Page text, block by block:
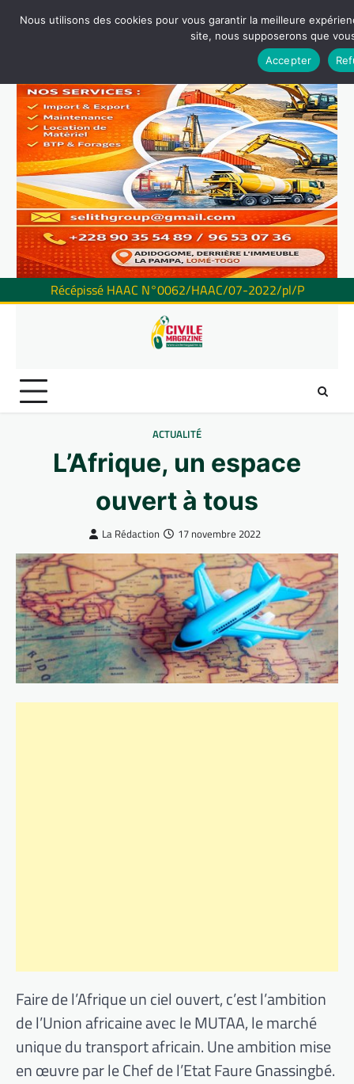
Récépissé HAAC N°0062/HAAC/07-2022/pl/P
ACTUALITÉ
L’Afrique, un espace
ouvert à tous
La Rédaction 17 novembre 2022
Faire de l’Afrique un ciel ouvert, c’est l’ambition
de l’Union africaine avec le MUTAA, le marché
unique du transport africain. Une ambition mise
en œuvre par le Chef de l’Etat Faure Gnassingbé.
Nous utilisons des cookies pour vous garantir la meilleure
site, nous supposerons que
Accepter